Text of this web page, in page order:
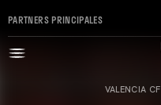
PARTNERS PRINCIPALES
VALENCIA CF